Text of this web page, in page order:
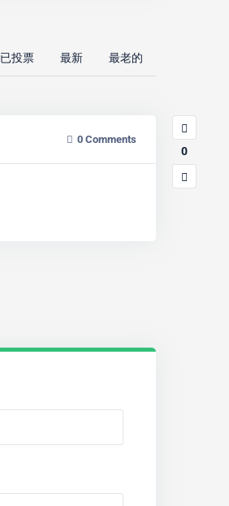
已投票 最新 最老的
0 Comments
0